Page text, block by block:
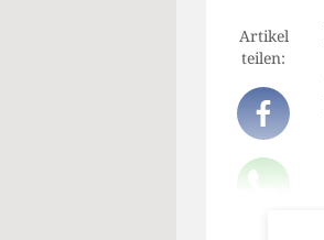
Artikel
teilen: